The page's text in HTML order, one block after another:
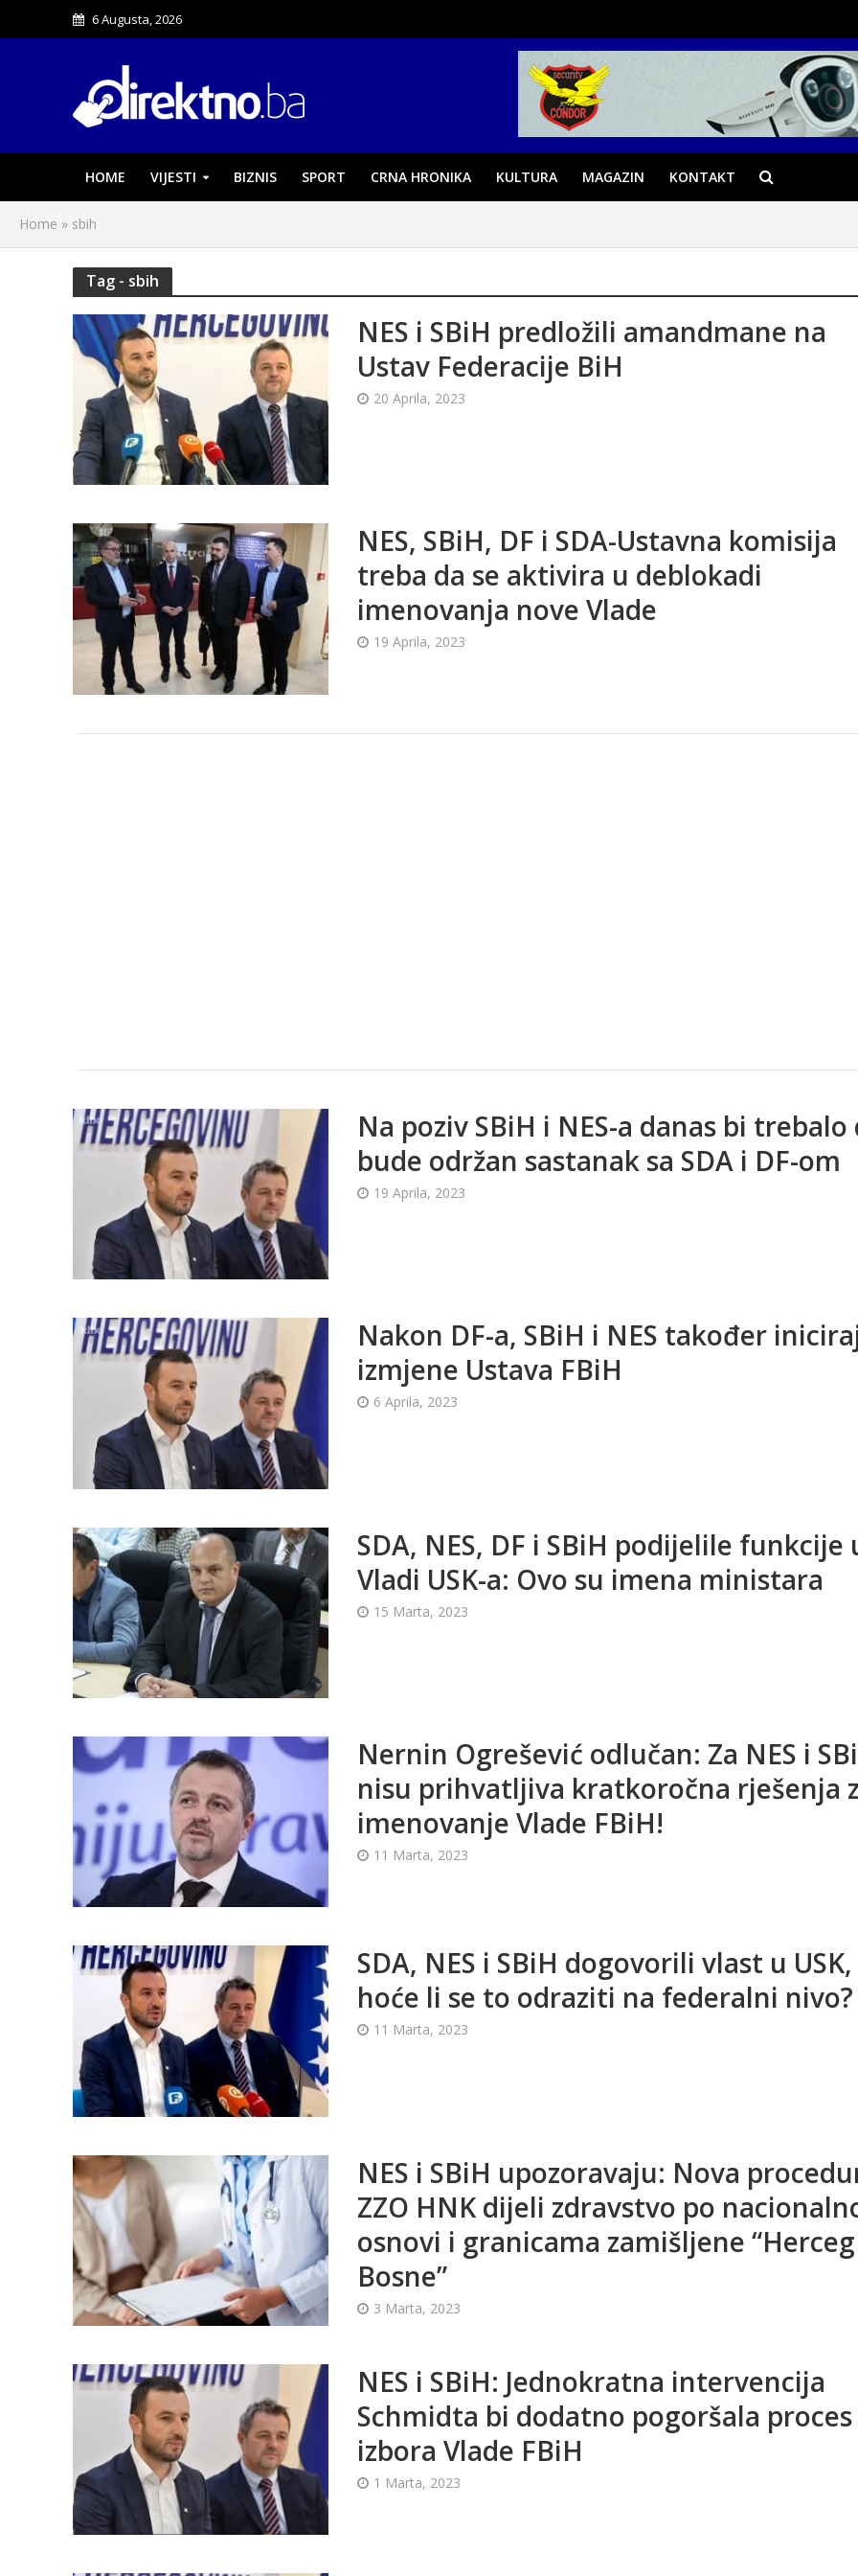
6 Augusta, 2026
HOME VIJESTI BIZNIS SPORT CRNA HRONIKA KULTURA MAGAZIN KONTAKT
Home » sbih
Tag - sbih
NES i SBiH predložili amandmane na
Ustav Federacije BiH
20 Aprila, 2023
NES, SBiH, DF i SDA-Ustavna komisija
treba da se aktivira u deblokadi
imenovanja nove Vlade
19 Aprila, 2023
Na poziv SBiH i NES-a danas bi trebalo
bude održan sastanak sa SDA i DF-om
19 Aprila, 2023
Nakon DF-a, SBiH i NES također
izmjene Ustava FBiH
6 Aprila, 2023
SDA, NES, DF i SBiH podijelile funkcije
Vladi USK-a: Ovo su imena ministara
15 Marta, 2023
Nernin Ogrešević odlučan: Za NES i
nisu prihvatljiva kratkoročna rješenja
imenovanje Vlade FBiH!
11 Marta, 2023
SDA, NES i SBiH dogovorili vlast u USK,
hoće li se to odraziti na federalni nivo?
11 Marta, 2023
NES i SBiH upozoravaju: Nova
ZZO HNK dijeli zdravstvo po
osnovi i granicama zamišljene “Herceg
Bosne”
3 Marta, 2023
NES i SBiH: Jednokratna intervencija
Schmidta bi dodatno pogoršala proces
izbora Vlade FBiH
1 Marta, 2023